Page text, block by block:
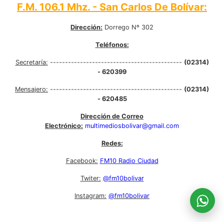
F.M. 106.1 Mhz. - San Carlos De Bolívar:
Dirección: Dorrego Nº 302
Teléfonos:
Secretaría: -------------------------------------------- (02314)
- 620399
Mensajero: -------------------------------------------- (02314)
- 620485
Dirección de Correo
Electrónico: multimediosbolivar@gmail.com
Redes:
Facebook: FM10 Radio Ciudad
Twiter: @fm10bolivar
Instagram: @fm10bolivar